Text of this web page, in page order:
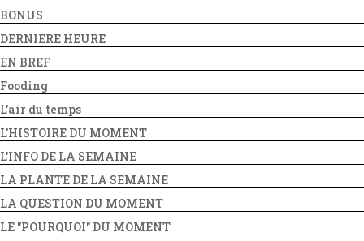
BONUS
DERNIERE HEURE
EN BREF
Fooding
L'air du temps
L'HISTOIRE DU MOMENT
L'INFO DE LA SEMAINE
LA PLANTE DE LA SEMAINE
LA QUESTION DU MOMENT
LE "POURQUOI" DU MOMENT